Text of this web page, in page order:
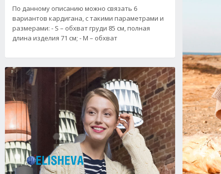
По данному описанию можно связать 6
вариантов кардигана, с такими параметрами и
размерами: - S – обхват груди 85 см, полная
длина изделия 71 см; - M – обхват